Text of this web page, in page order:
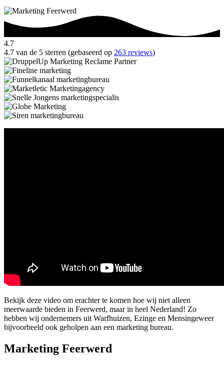
4.7
4.7 van de 5 sterren (gebaseerd op 263 reviews)
Bekijk deze video om erachter te komen hoe wij niet alleen
meerwaarde bieden in Feerwerd, maar in heel Nederland! Zo
hebben wij ondernemers uit Warfhuizen, Ezinge en Mensingeweer
bijvoorbeeld ook geholpen aan een marketing bureau.
Marketing Feerwerd